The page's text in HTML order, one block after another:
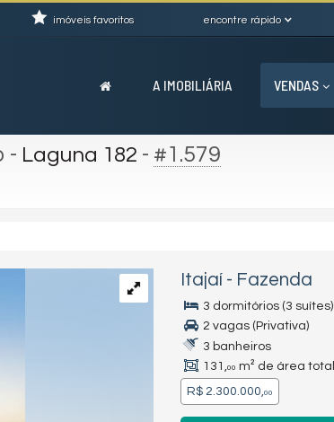
encontre rápido
imóveis favoritos
A IMOBILIÁRIA VENDAS
- Laguna 182 - #1.579
Itajaí - Fazenda
3 dormitórios (3 suítes)
2 vagas (Privativa)
3 banheiros
131,00 m² de área total
R$ 2.300.000,00